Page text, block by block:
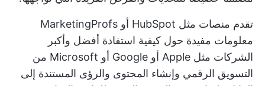
تقدم منصات مثل HubSpot أو MarketingProfs
معلومات مفيدة حول كيفية استفادة أفضل وأكبر
الشركات مثل Apple أو Google أو Microsoft من
التسويق الرقمي وإنشاء المحتوى والرؤى المستندة إلى